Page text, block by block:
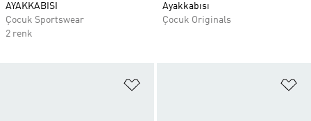
AYAKKABISI
Çocuk Sportswear
2 renk
Ayakkabısı
Çocuk Originals